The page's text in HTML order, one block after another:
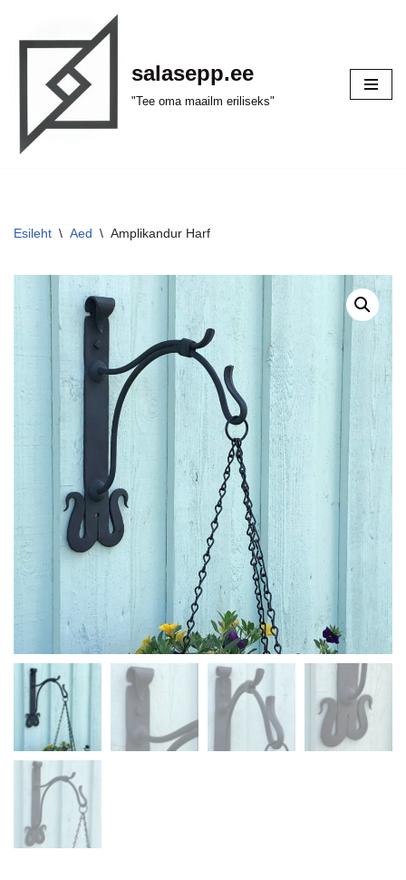
Skip
content
salasepp.ee
"Tee oma maailm eriliseks"
Esileht \ Aed \ Amplikandur Harf